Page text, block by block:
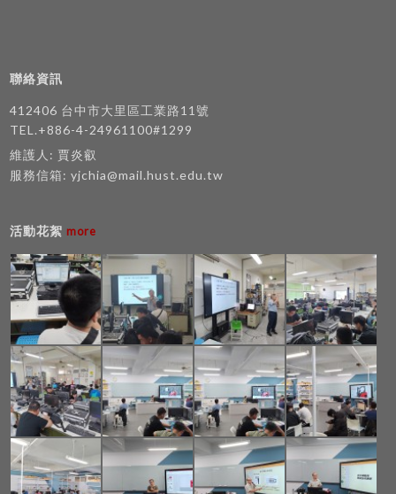
線 葉昕亮 中華民國技術士 工業配線 張祐嘉 中華民
國技術士 工業配線 許哲盛 中華民國技術士 工業配
線 柯君翰 中華民國技術士 工業配線 謝克彬 中華民
國技術士 用電設備檢驗 柯君翰 中華民國技術士 自
來水管配管 楊淮山 中華民國技術士 汽車修護 林育
佃 中華民國技術士 室內配線 許焱森 中華民國技術
內線路裝修） 周詮恩 中華民國技術士 室內配線
線（屋內線路裝修） 柯君翰 中華民國技術士 室內
配線（屋內線路裝修） 楊承浩 中華民國技術士 室
內配線（屋內線路裝修） 張祐誠 中華民國技術士
室內配線（屋內線路裝修） 藍國原 中華民國技術士
電腦硬體裝修 簡瑞廷 中華民國技術士 電腦硬體裝
修 葉昕亮 中華民國技術士 電腦硬體裝修
聯絡資訊
412406 台中市大里區工業路11號
TEL.+886-4-24961100#1299
維護人: 賈炎叡
服務信箱:yjchia@mail.hust.edu.tw
活動花絮 more